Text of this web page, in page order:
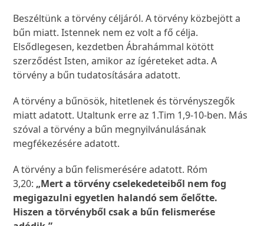
Beszéltünk a törvény céljáról. A törvény közbejött a
bűn miatt. Istennek nem ez volt a fő célja.
Elsődlegesen, kezdetben Ábrahámmal kötött
szerződést Isten, amikor az ígéreteket adta. A
törvény a bűn tudatosítására adatott.
A törvény a bűnösök, hitetlenek és törvényszegők
miatt adatott. Utaltunk erre az 1.Tim 1,9-10-ben. Más
szóval a törvény a bűn megnyilvánulásának
megfékezésére adatott.
A törvény a bűn felismerésére adatott. Róm
3,20: „Mert a törvény cselekedeteiből nem fog
megigazulni egyetlen halandó sem őelőtte.
Hiszen a törvényből csak a bűn felismerése